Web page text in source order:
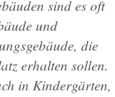
sind es oft
und
die
erhalten sollen.
in Kindergärten,